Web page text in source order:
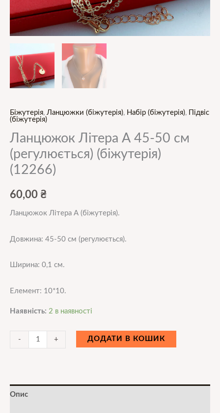
Біжутерія, Ланцюжки (біжутерія), Набір (біжутерія),
Підвіс
(біжутерія)
Ланцюжок Літера А 45-50 см
(регулюється) (біжутерія)
(12266)
60,00 ₴
Ланцюжок Літера А (біжутерія).
Довжина: 45-50 см (регулюється).
Ширина: 0,1 см.
Елемент: 10*10.
Наявність: 2 в наявності
- + ДОДАТИ В КОШИК
Опис